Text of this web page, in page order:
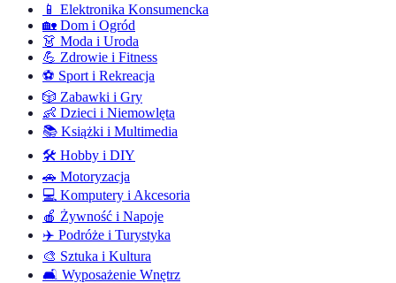
📱 Elektronika Konsumencka
🏡 Dom i Ogród
👗 Moda i Uroda
💪 Zdrowie i Fitness
⚽ Sport i Rekreacja
🎲 Zabawki i Gry
👶 Dzieci i Niemowlęta
📚 Książki i Multimedia
🛠️ Hobby i DIY
🚗 Motoryzacja
💻 Komputery i Akcesoria
🍎 Żywność i Napoje
✈️ Podróże i Turystyka
🎨 Sztuka i Kultura
🛋️ Wyposażenie Wnętrz